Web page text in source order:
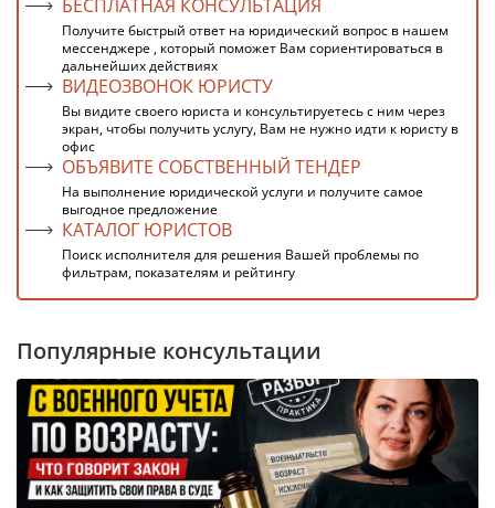
БЕСПЛАТНАЯ КОНСУЛЬТАЦИЯ
Получите быстрый ответ на юридический вопрос в нашем
мессенджере , который поможет Вам сориентироваться в
дальнейших действиях
ВИДЕОЗВОНОК ЮРИСТУ
Вы видите своего юриста и консультируетесь с ним через
экран, чтобы получить услугу, Вам не нужно идти к юристу в
офис
ОБЪЯВИТЕ СОБСТВЕННЫЙ ТЕНДЕР
На выполнение юридической услуги и получите самое
выгодное предложение
КАТАЛОГ ЮРИСТОВ
Поиск исполнителя для решения Вашей проблемы по
фильтрам, показателям и рейтингу
Популярные консультации